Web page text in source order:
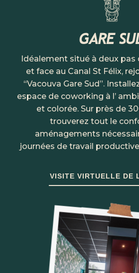
GARE
Idéalement situé à deux pas
et face au Canal St Félix,
“Vacouva Gare Sud”.
espace de coworking à l’
et colorée. Sur près de
trouverez tout le
aménagements
journées de travail
VISITE VIRTUELLE DE